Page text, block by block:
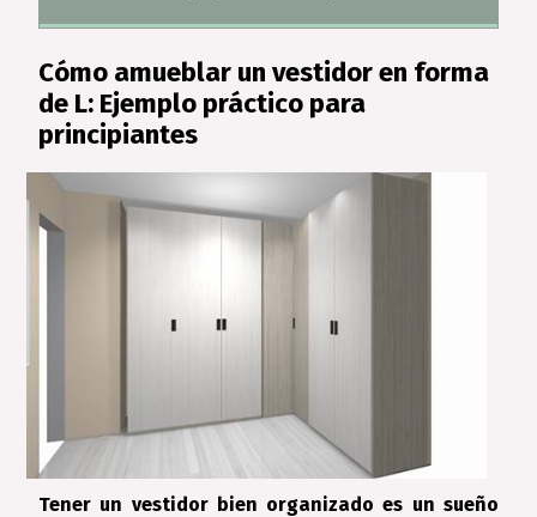
Cómo amueblar un vestidor en forma
de L: Ejemplo práctico para
principiantes
Tener un vestidor bien organizado es un sueño